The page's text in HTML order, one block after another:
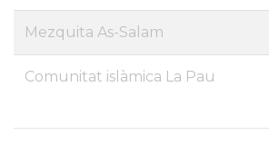
Mezquita As-Salam
Comunitat islàmica La Pau